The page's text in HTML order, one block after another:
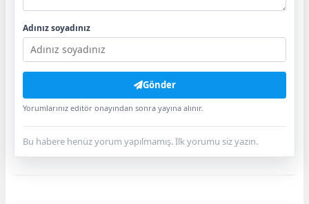
Adınız soyadınız
Gönder
Yorumlarınız editör onayından sonra yayına alınır.
Bu habere henüz yorum yapılmamış. İlk yorumu siz yazın.